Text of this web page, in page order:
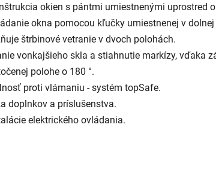
okien s pántmi umiestnenými uprostred
okna pomocou kľučky umiestnenej v
štrbinové vetranie v dvoch polohách.
vonkajšieho skla a stiahnutie markízy, vďaka
polohe o 180 °.
proti vlámaniu - systém topSafe.
doplnkov a príslušenstva.
elektrického ovládania.